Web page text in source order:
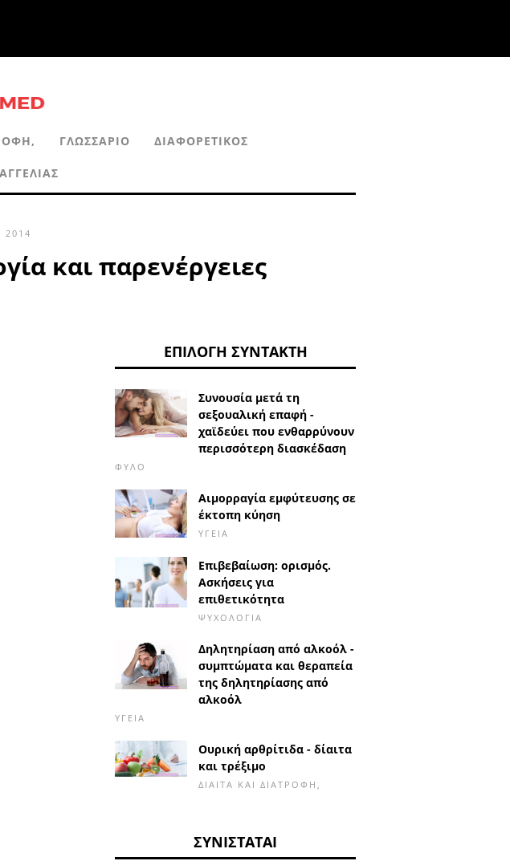
ΓΛΩΣΣΆΡΙΟ ΔΙΑΦΟΡΕΤΙΚΌΣ
2014
και παρενέργειες
ΕΠΙΛΟΓΉ ΣΥΝΤΆΚΤΗ
Συνουσία μετά τη
σεξουαλική επαφή -
χαϊδεύει που ενθαρρύνουν
περισσότερη διασκέδαση
ΦΎΛΟ
Αιμορραγία εμφύτευσης σε
έκτοπη κύηση
ΥΓΕΊΑ
Επιβεβαίωση: ορισμός.
Ασκήσεις για
επιθετικότητα
ΨΥΧΟΛΟΓΊΑ
Δηλητηρίαση από αλκοόλ -
συμπτώματα και θεραπεία
της δηλητηρίασης από
αλκοόλ
ΥΓΕΊΑ
Ουρική αρθρίτιδα - δίαιτα
και τρέξιμο
ΔΊΑΙΤΑ ΚΑΙ ΔΙΑΤΡΟΦΉ,
ΣΥΝΙΣΤΆΤΑΙ